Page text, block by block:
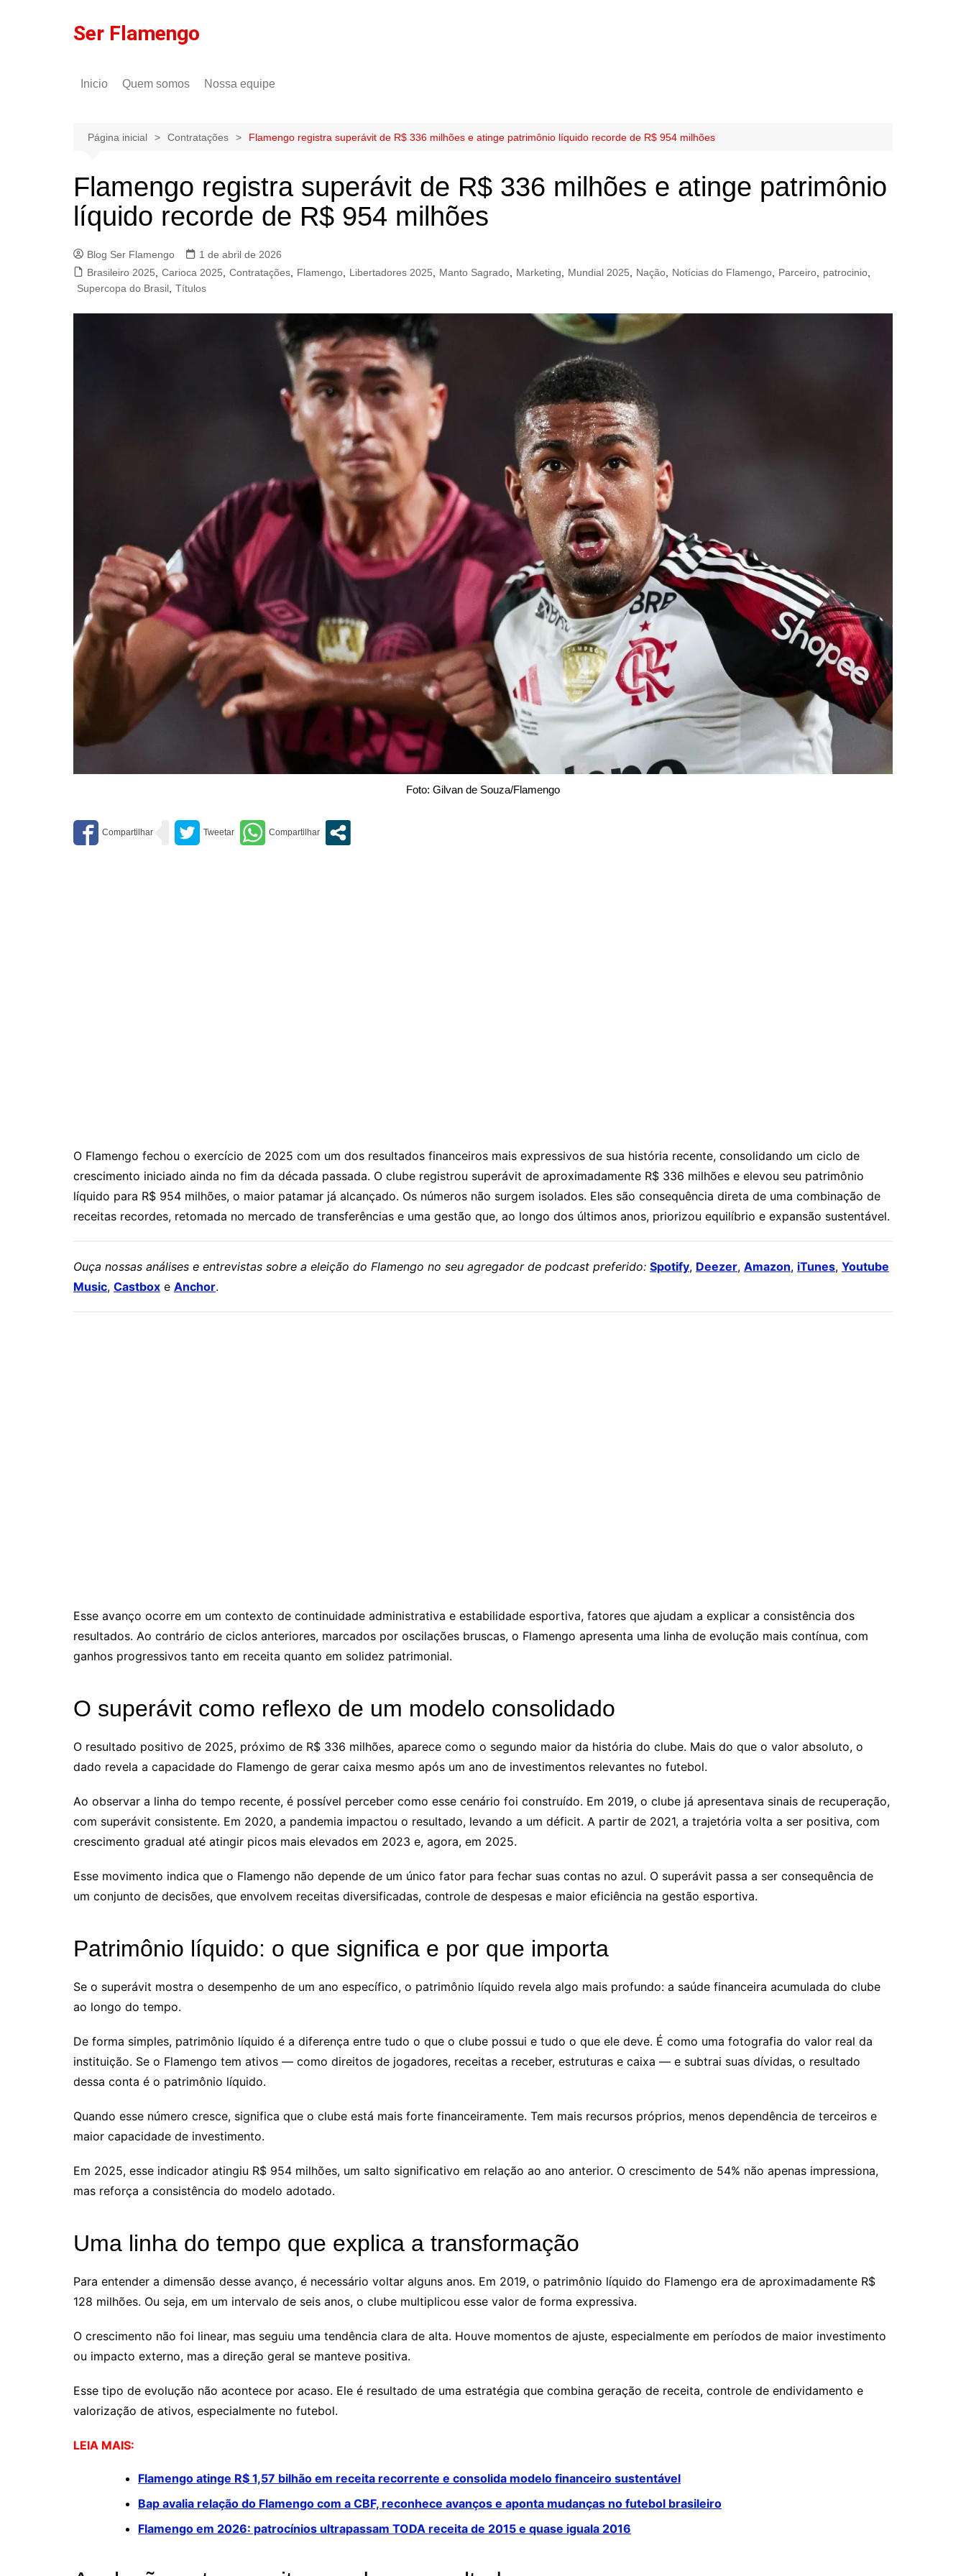
Ser Flamengo
Inicio Quem somos
Política de privacidade
Nossa equipe
Gilson Lima
Página inicial Contratações Flamengo registra superávit de R$ 336 milhões e atinge patrimônio líquido recorde de R$ 954 milhões
Flamengo registra superávit de R$ 336 milhões e atinge patrimônio
líquido recorde de R$ 954 milhões
Blog Ser Flamengo
1 de abril de 2026
Brasileiro 2025
Carioca 2025 Contratações Flamengo Libertadores 2025 Manto Sagrado Marketing Mundial 2025 Nação Notícias do Flamengo Parceiro patrocinio
Supercopa do Brasil Títulos
Foto: Gilvan de Souza/Flamengo
O Flamengo fechou o exercício de 2025 com um dos resultados financeiros mais expressivos de sua história recente, consolidando um ciclo de
crescimento iniciado ainda no fim da década passada. O clube registrou superávit de aproximadamente R$ 336 milhões e elevou seu patrimônio
líquido para R$ 954 milhões, o maior patamar já alcançado. Os números não surgem isolados. Eles são consequência direta de uma combinação de
receitas recordes, retomada no mercado de transferências e uma gestão que, ao longo dos últimos anos, priorizou equilíbrio e expansão sustentável.
Ouça nossas análises e entrevistas sobre a eleição do Flamengo no seu agregador de podcast preferido: Spotify, Deezer, Amazon, iTunes, Youtube
Music, Castbox e Anchor.
Esse avanço ocorre em um contexto de continuidade administrativa e estabilidade esportiva, fatores que ajudam a explicar a consistência dos
resultados. Ao contrário de ciclos anteriores, marcados por oscilações bruscas, o Flamengo apresenta uma linha de evolução mais contínua, com
ganhos progressivos tanto em receita quanto em solidez patrimonial.
O superávit como reflexo de um modelo consolidado
O resultado positivo de 2025, próximo de R$ 336 milhões, aparece como o segundo maior da história do clube. Mais do que o valor absoluto, o
dado revela a capacidade do Flamengo de gerar caixa mesmo após um ano de investimentos relevantes no futebol.
Ao observar a linha do tempo recente, é possível perceber como esse cenário foi construído. Em 2019, o clube já apresentava sinais de recuperação,
com superávit consistente. Em 2020, a pandemia impactou o resultado, levando a um déficit. A partir de 2021, a trajetória volta a ser positiva, com
crescimento gradual até atingir picos mais elevados em 2023 e, agora, em 2025.
Esse movimento indica que o Flamengo não depende de um único fator para fechar suas contas no azul. O superávit passa a ser consequência de
um conjunto de decisões, que envolvem receitas diversificadas, controle de despesas e maior eficiência na gestão esportiva.
Patrimônio líquido: o que significa e por que importa
Se o superávit mostra o desempenho de um ano específico, o patrimônio líquido revela algo mais profundo: a saúde financeira acumulada do clube
ao longo do tempo.
De forma simples, patrimônio líquido é a diferença entre tudo o que o clube possui e tudo o que ele deve. É como uma fotografia do valor real da
instituição. Se o Flamengo tem ativos — como direitos de jogadores, receitas a receber, estruturas e caixa — e subtrai suas dívidas, o resultado
dessa conta é o patrimônio líquido.
Quando esse número cresce, significa que o clube está mais forte financeiramente. Tem mais recursos próprios, menos dependência de terceiros e
maior capacidade de investimento.
Em 2025, esse indicador atingiu R$ 954 milhões, um salto significativo em relação ao ano anterior. O crescimento de 54% não apenas impressiona,
mas reforça a consistência do modelo adotado.
Uma linha do tempo que explica a transformação
Para entender a dimensão desse avanço, é necessário voltar alguns anos. Em 2019, o patrimônio líquido do Flamengo era de aproximadamente R$
128 milhões. Ou seja, em um intervalo de seis anos, o clube multiplicou esse valor de forma expressiva.
O crescimento não foi linear, mas seguiu uma tendência clara de alta. Houve momentos de ajuste, especialmente em períodos de maior investimento
ou impacto externo, mas a direção geral se manteve positiva.
Esse tipo de evolução não acontece por acaso. Ele é resultado de uma estratégia que combina geração de receita, controle de endividamento e
valorização de ativos, especialmente no futebol.
LEIA MAIS:
Flamengo atinge R$ 1,57 bilhão em receita recorrente e consolida modelo financeiro sustentável
Bap avalia relação do Flamengo com a CBF, reconhece avanços e aponta mudanças no futebol brasileiro
Flamengo em 2026: patrocínios ultrapassam TODA receita de 2015 e quase iguala 2016